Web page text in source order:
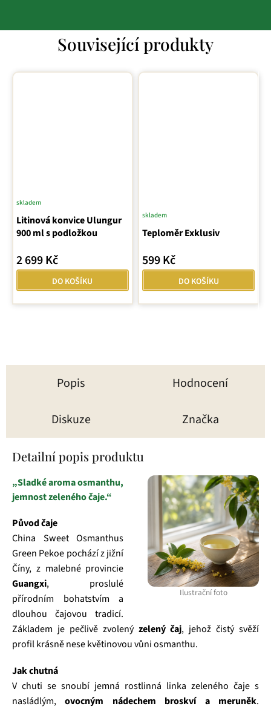
Související produkty
Litinová konvice Ulungur
900 ml s podložkou
skladem
2 699 Kč
DO KOŠÍKU
Teploměr Exklusiv
skladem
599 Kč
DO KOŠÍKU
Popis Hodnocení
Diskuze Značka
Detailní popis produktu
Ilustrační foto
„Sladké aroma osmanthu,
jemnost zeleného čaje.“
Původ čaje
China Sweet Osmanthus
Green Pekoe pochází z jižní
Číny, z malebné provincie
Guangxi, proslulé
přírodním bohatstvím a
dlouhou čajovou tradicí.
Základem je pečlivě zvolený zelený čaj, jehož čistý svěží
profil krásně nese květinovou vůni osmanthu.
Jak chutná
V chuti se snoubí jemná rostlinná linka zeleného čaje s
nasládlým,ovocným nádechem broskví a meruněk.